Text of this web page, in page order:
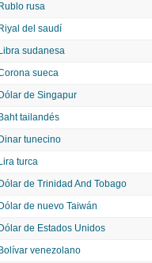
Rublo rusa
Riyal del saudí
Libra sudanesa
sueca
Dólar de Singapur
Baht tailandés
Dinar tunecino
Lira turca
Dólar de Trinidad And Tobago
Dólar de nuevo Taiwán
Dólar de Estados Unidos
Bolívar venezolano